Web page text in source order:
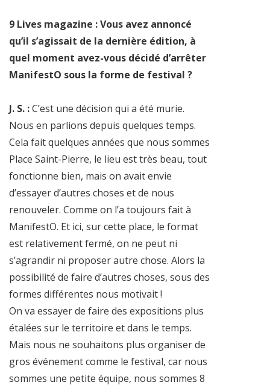
9 Lives magazine : Vous avez annoncé
qu’il s’agissait de la dernière édition, à
quel moment avez-vous décidé d’arrêter
ManifestO sous la forme de festival ?
J. S. :C’est une décision qui a été murie.
Nous en parlions depuis quelques temps.
Cela fait quelques années que nous sommes
Place Saint-Pierre, le lieu est très beau, tout
fonctionne bien, mais on avait envie
d’essayer d’autres choses et de nous
renouveler. Comme on l’a toujours fait à
ManifestO. Et ici, sur cette place, le format
est relativement fermé, on ne peut ni
s’agrandir ni proposer autre chose. Alors la
possibilité de faire d’autres choses, sous des
formes différentes nous motivait !
On va essayer de faire des expositions plus
étalées sur le territoire et dans le temps.
Mais nous ne souhaitons plus organiser de
gros événement comme le festival, car nous
sommes une petite équipe, nous sommes 8